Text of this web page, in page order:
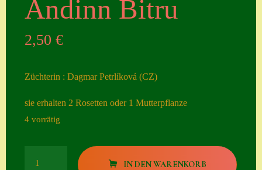
ngen
Datenschutzerklä
Andinn Bitru
2,50€
Züchterin : Dagmar Petrlíková (CZ)
sie erhalten 2 Rosetten oder 1 Mutterpflanze
4 vorrätig
IN DEN WARENKORB